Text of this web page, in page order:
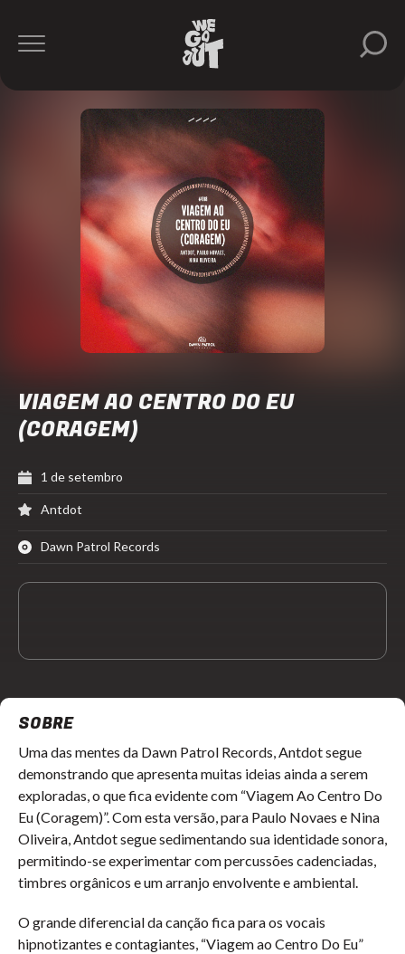
VIAGEM AO CENTRO DO EU
(CORAGEM)
1 de setembro
Antdot
Dawn Patrol Records
SOBRE
Uma das mentes da Dawn Patrol Records, Antdot segue
demonstrando que apresenta muitas ideias ainda a serem
exploradas, o que fica evidente com “Viagem Ao Centro Do
Eu (Coragem)”. Com esta versão, para Paulo Novaes e Nina
Oliveira, Antdot segue sedimentando sua identidade sonora,
permitindo-se experimentar com percussões cadenciadas,
timbres orgânicos e um arranjo envolvente e ambiental.
O grande diferencial da canção fica para os vocais
hipnotizantes e contagiantes, “Viagem ao Centro Do Eu”